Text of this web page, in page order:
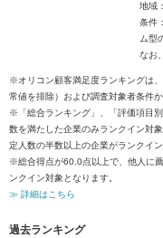
地域
条件
ム型
なお
※オリコン顧客満足度ランキングは
常値を排除）および調査対象者条件
※「総合ランキング」、「評価項目
数を満たした企業のみランクイン対
定人数の半数以上の企業がランクイン
※総合得点が60.0点以上で、他人に
ンクイン対象となります。
≫ 詳細はこちら
過去ランキング